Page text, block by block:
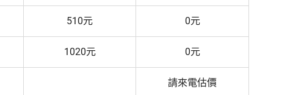
510元 0元
1020元 0元
請來電估價